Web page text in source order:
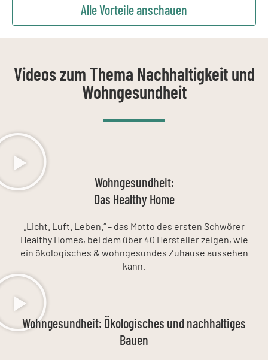
Alle Vorteile anschauen
Videos zum Thema Nachhaltigkeit und
Wohngesundheit
Wohngesundheit:
Das Healthy Home
„Licht. Luft. Leben.“ – das Motto des ersten Schwörer
Healthy Homes, bei dem über 40 Hersteller zeigen, wie
ein ökologisches & wohngesundes Zuhause aussehen
kann.
Wohngesundheit: Ökologisches und nachhaltiges
Bauen